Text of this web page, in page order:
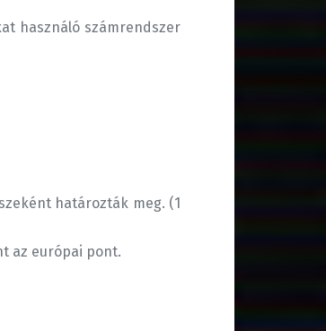
használó számrendszer
határozták meg. (1
az európai pont.